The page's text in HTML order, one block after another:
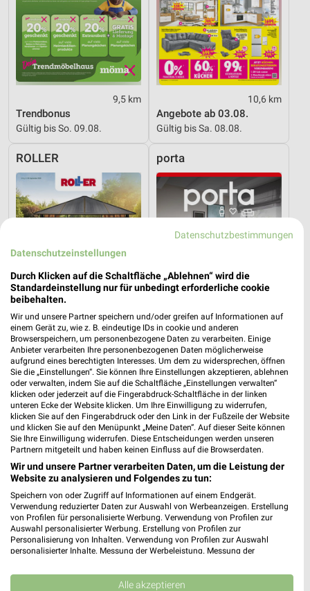
9,5 km
Trendbonus
Gültig bis So. 09.08.
10,6 km
Angebote ab 03.08.
Gültig bis Sa. 08.08.
ROLLER
14 km
Gartenliebe
Gültig bis Sa. 26.09.
porta
14,7 km
Super Sale
Gültig bis Sa. 22.08.
porta XXXLutz
Datenschutzbestimmungen
Datenschutzeinstellungen
Durch Klicken auf die Schaltfläche „Ablehnen“ wird die
Standardeinstellung nur für unbedingt erforderliche cookie
beibehalten.
Wir und unsere Partner speichern und/oder greifen auf Informationen auf
einem Gerät zu, wie z. B. eindeutige IDs in cookie und anderen
Browserspeichern, um personenbezogene Daten zu verarbeiten. Einige
Anbieter verarbeiten Ihre personenbezogenen Daten möglicherweise
aufgrund eines berechtigten Interesses. Um dem zu widersprechen, öffnen
Sie die „Einstellungen“. Sie können Ihre Einstellungen akzeptieren, ablehnen
oder verwalten, indem Sie auf die Schaltfläche „Einstellungen verwalten“
klicken oder jederzeit auf die Fingerabdruck-Schaltfläche in der linken
unteren Ecke der Website klicken. Um Ihre Einwilligung zu widerrufen,
klicken Sie auf den Fingerabdruck oder den Link in der Fußzeile der Website
und klicken Sie auf den Menüpunkt „Meine Daten“. Auf dieser Seite können
Sie Ihre Einwilligung widerrufen. Diese Entscheidungen werden unseren
Partnern mitgeteilt und haben keinen Einfluss auf die Browserdaten.
Wir und unsere Partner verarbeiten Daten, um die Leistung der
Website zu analysieren und Folgendes zu tun:
Speichern von oder Zugriff auf Informationen auf einem Endgerät.
Verwendung reduzierter Daten zur Auswahl von Werbeanzeigen. Erstellung
von Profilen für personalisierte Werbung. Verwendung von Profilen zur
Auswahl personalisierter Werbung. Erstellung von Profilen zur
Personalisierung von Inhalten. Verwendung von Profilen zur Auswahl
personalisierter Inhalte. Messung der Werbeleistung. Messung der
Kombinationen von Daten aus verschiedenen Quellen. Entwicklung und
Verbesserung der Angebote. Verwendung reduzierter Daten zur Auswahl
Alle akzeptieren